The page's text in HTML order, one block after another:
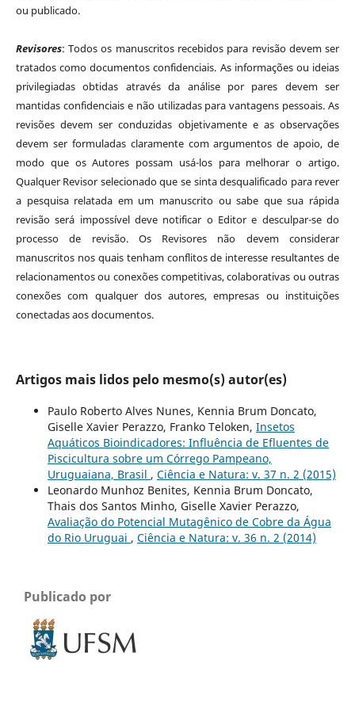
ou publicado.
Revisores: Todos os manuscritos recebidos para revisão devem ser
tratados como documentos confidenciais. As informações ou ideias
privilegiadas obtidas através da análise por pares devem ser
mantidas confidenciais e não utilizadas para vantagens pessoais. As
revisões devem ser conduzidas objetivamente e as observações
devem ser formuladas claramente com argumentos de apoio, de
modo que os Autores possam usá-los para melhorar o artigo.
Qualquer Revisor selecionado que se sinta desqualificado para rever
a pesquisa relatada em um manuscrito ou sabe que sua rápida
revisão será impossível deve notificar o Editor e desculpar-se do
processo de revisão. Os Revisores não devem considerar
manuscritos nos quais tenham conflitos de interesse resultantes de
relacionamentos ou conexões competitivas, colaborativas ou outras
conexões com qualquer dos autores, empresas ou instituições
conectadas aos documentos.
Artigos mais lidos pelo mesmo(s) autor(es)
Paulo Roberto Alves Nunes, Kennia Brum Doncato,
Giselle Xavier Perazzo, Franko Teloken, Insetos
Aquáticos Bioindicadores: Influência de Efluentes de
Piscicultura sobre um Córrego Pampeano,
Uruguaiana, Brasil , Ciência e Natura: v. 37 n. 2 (2015)
Leonardo Munhoz Benites, Kennia Brum Doncato,
Thais dos Santos Minho, Giselle Xavier Perazzo,
Avaliação do Potencial Mutagênico de Cobre da Água
do Rio Uruguai , Ciência e Natura: v. 36 n. 2 (2014)
Publicado por